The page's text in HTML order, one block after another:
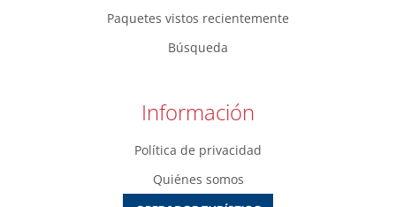
Paquetes vistos recientemente
Búsqueda
Información
Política de privacidad
Quiénes somos